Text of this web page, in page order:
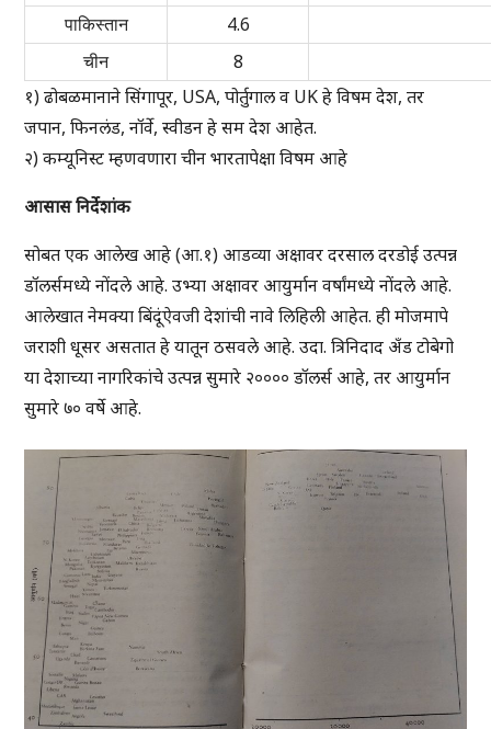
पाकिस्तान 4.6
चीन
8
१) ढोबळमानाने सिंगापूर, USA, पोर्तुगाल व UK हे विषम देश, तर
जपान, फिनलंड, नॉर्वे, स्वीडन हे सम देश आहेत.
२) कम्यूनिस्ट म्हणवणारा चीन भारतापेक्षा विषम आहे
आसास निर्देशांक
सोबत एक आलेख आहे (आ.१) आडव्या अक्षावर दरसाल दरडोई उत्पन्न
डॉलर्समध्ये नोंदले आहे. उभ्या अक्षावर आयुर्मान वर्षांमध्ये नोंदले आहे.
आलेखात नेमक्या बिंदूंऐवजी देशांची नावे लिहिली आहेत. ही मोजमापे
जराशी धूसर असतात हे यातून ठसवले आहे. उदा. त्रिनिदाद अँड टोबेगो
या देशाच्या नागरिकांचे उत्पन्न सुमारे २०००० डॉलर्स आहे, तर आयुर्मान
सुमारे ७० वर्षे आहे.